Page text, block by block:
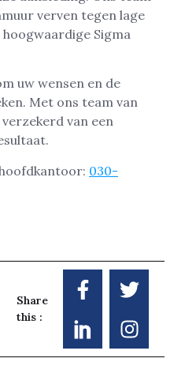
verven tegen lage
Sigma
uw wensen en de
Met ons team van
van een
030-
Share
this :